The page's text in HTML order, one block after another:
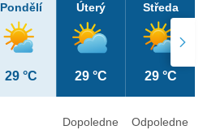
Pondělí
29 °C
Úterý
29 °C
Středa
29 °C
Dopoledne
Odpoledne